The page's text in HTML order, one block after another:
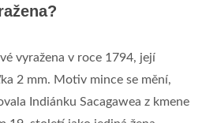
vyražena v roce 1794, její
2 mm. Motiv mince se mění,
Indiánku Sacagawea z kmene